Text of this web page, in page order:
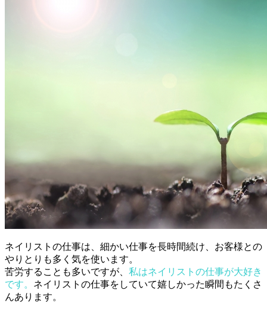
ネイリストの仕事は、細かい仕事を長時間続け、お客様との
やりとりも多く気を使います。
苦労することも多いですが、 私はネイリストの仕事が大好き
です。 ネイリストの仕事をしていて嬉しかった瞬間もたくさ
んあります。